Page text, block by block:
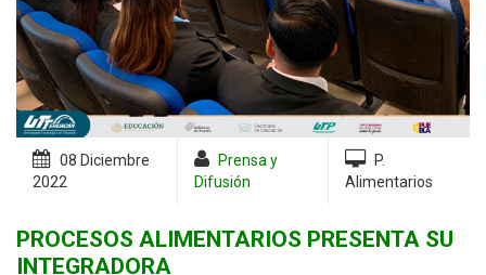
08 Diciembre
2022
Prensa y
Difusión
P.
Alimentarios
PROCESOS ALIMENTARIOS PRESENTA SU
INTEGRADORA